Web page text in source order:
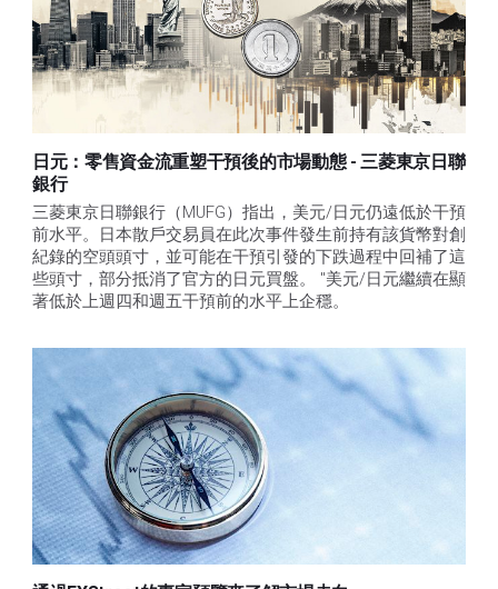
日元：零售資金流重塑干預後的市場動態 - 三菱東京日聯
銀行
三菱東京日聯銀行（MUFG）指出，美元/日元仍遠低於干預
前水平。日本散戶交易員在此次事件發生前持有該貨幣對創
紀錄的空頭頭寸，並可能在干預引發的下跌過程中回補了這
些頭寸，部分抵消了官方的日元買盤。 "美元/日元繼續在顯
著低於上週四和週五干預前的水平上企穩。